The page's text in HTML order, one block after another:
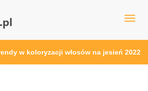
w koloryzacji włosów na jesień 2022